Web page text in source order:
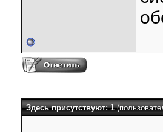
Здесь присутствуют: 1